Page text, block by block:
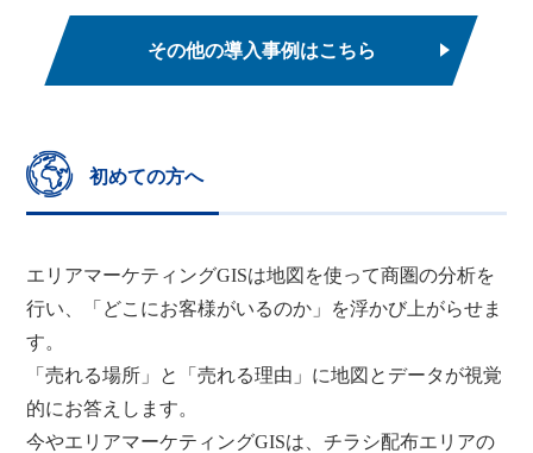
その他の導入事例はこちら
初めての方へ
エリアマーケティングGISは地図を使って商圏の分析を
行い、「どこにお客様がいるのか」を浮かび上がらせま
す。
「売れる場所」と「売れる理由」に地図とデータが視覚
的にお答えします。
今やエリアマーケティングGISは、チラシ配布エリアの